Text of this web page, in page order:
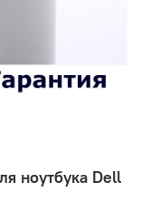
ноутбука Dell